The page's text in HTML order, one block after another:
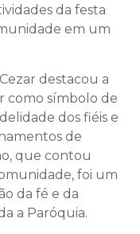
da festa
em um
destacou a
como símbolo de
dos fiéis e
de
que contou
foi um
da fé e da
a Paróquia.